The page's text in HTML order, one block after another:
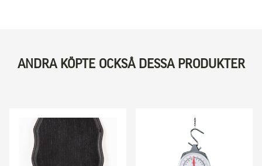
ANDRA KÖPTE OCKSÅ DESSA PRODUKTER